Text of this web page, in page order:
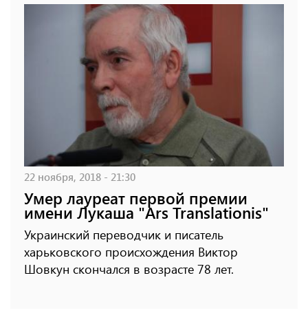
22 ноября, 2018 - 21:30
Умер лауреат первой премии
имени Лукаша "Ars Translationis"
Украинский переводчик и писатель
харьковского происхождения Виктор
Шовкун скончался в возрасте 78 лет.